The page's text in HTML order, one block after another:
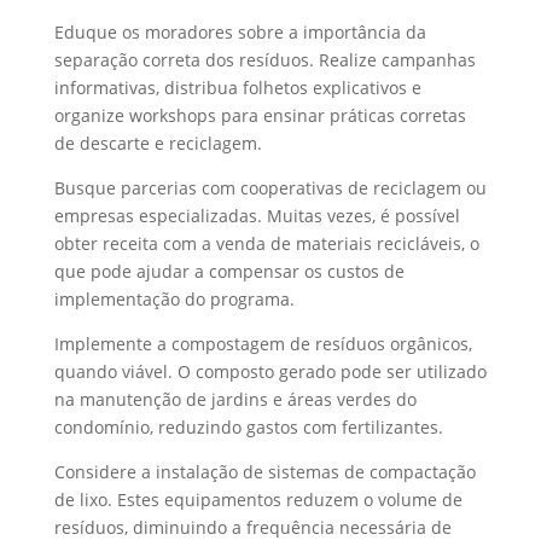
Eduque os moradores sobre a importância da
separação correta dos resíduos. Realize campanhas
informativas, distribua folhetos explicativos e
organize workshops para ensinar práticas corretas
de descarte e reciclagem.
Busque parcerias com cooperativas de reciclagem ou
empresas especializadas. Muitas vezes, é possível
obter receita com a venda de materiais recicláveis, o
que pode ajudar a compensar os custos de
implementação do programa.
Implemente a compostagem de resíduos orgânicos,
quando viável. O composto gerado pode ser utilizado
na manutenção de jardins e áreas verdes do
condomínio, reduzindo gastos com fertilizantes.
Considere a instalação de sistemas de compactação
de lixo. Estes equipamentos reduzem o volume de
resíduos, diminuindo a frequência necessária de